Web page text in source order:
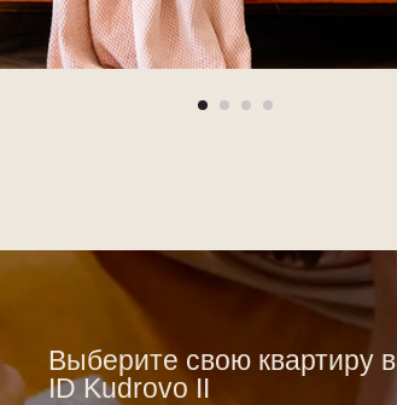
Выберите свою квартиру в
ID Kudrovo II